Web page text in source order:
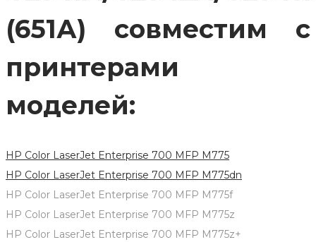
(651А) совместим с
принтерами
моделей:
HP Color LaserJet Enterprise 700 MFP M775
HP Color LaserJet Enterprise 700 MFP M775dn
HP Color LaserJet Enterprise 700 MFP M775f
HP Color LaserJet Enterprise 700 MFP M775z
HP Color LaserJet Enterprise 700 MFP M775z+